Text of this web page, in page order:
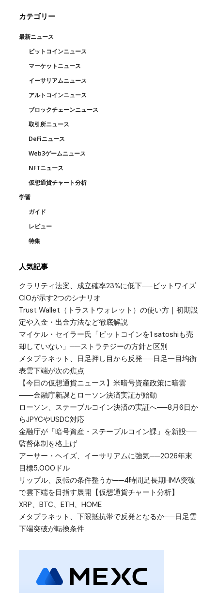
カテゴリー
最新ニュース
ビットコインニュース
マーケットニュース
イーサリアムニュース
アルトコインニュース
ブロックチェーンニュース
取引所ニュース
DeFiニュース
Web3ゲームニュース
NFTニュース
仮想通貨チャート分析
学習
ガイド
レビュー
特集
人気記事
クラリティ法案、成立確率23%に低下──ビットワイズ
CIOが示す2つのシナリオ
Trust Wallet（トラストウォレット）の使い方｜初期設
定や入金・出金方法など徹底解説
マイケル・セイラー氏「ビットコインを1 satoshiも売
却していない」──ストラテジーの方針と区別
メタプラネット、日足押し目から反発──日足一目均衡
表雲下端が次の焦点
【今日の仮想通貨ニュース】米暗号資産政策に暗雲
――金融庁新課とローソン決済実証が始動
ローソン、ステーブルコイン決済の実証へ──8月6日か
らJPYCやUSDC対応
金融庁が「暗号資産・ステーブルコイン課」を新設──
監督体制を格上げ
アーサー・ヘイズ、イーサリアムに強気──2026年末
目標5,000ドル
リップル、反転の条件整うか──4時間足長期HMA突破
で雲下端を目指す展開【仮想通貨チャート分析】
XRP、BTC、ETH、HOME
メタプラネット、下限抵抗帯で反発となるか──日足雲
下端突破が転換条件